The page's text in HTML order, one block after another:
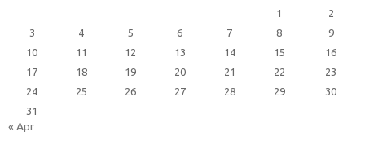
1
2
3
4 5 6 7 8
9
10
11 12 13 14 15
16
17
18 19 20 21 22
23
24
25 26 27 28 29
30
31
« Apr